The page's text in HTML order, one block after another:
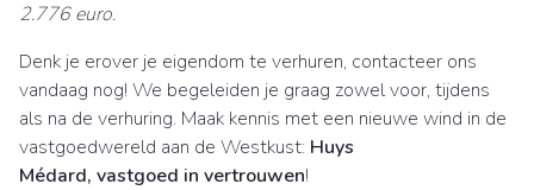
2.776 euro.
Denk je erover je eigendom te verhuren, contacteer ons
vandaag nog! We begeleiden je graag zowel voor, tijdens
als na de verhuring. Maak kennis met een nieuwe wind in de
vastgoedwereld aan de Westkust: Huys
Médard, vastgoed in vertrouwen!